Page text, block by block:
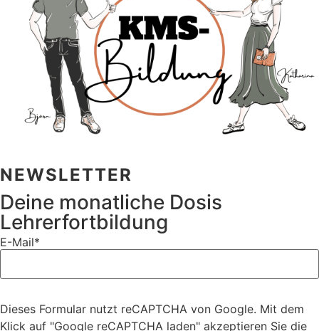
NEWSLETTER
Deine monatliche Dosis
Lehrerfortbildung
E-Mail*
Dieses Formular nutzt reCAPTCHA von Google. Mit dem
Klick auf "Google reCAPTCHA laden" akzeptieren Sie die